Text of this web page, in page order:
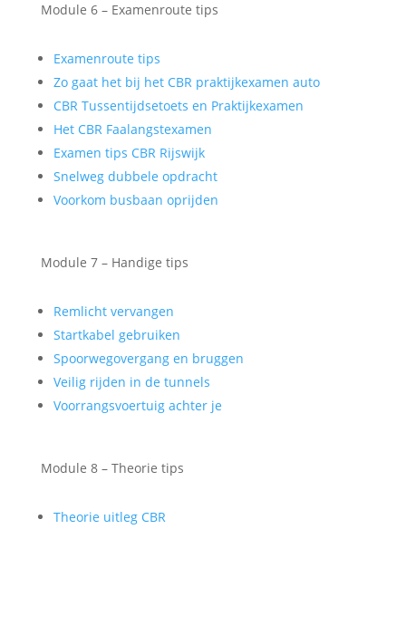
Module 6 – Examenroute tips
Examenroute tips
Zo gaat het bij het CBR praktijkexamen auto
CBR Tussentijdsetoets en Praktijkexamen
Het CBR Faalangstexamen
Examen tips CBR Rijswijk
Snelweg dubbele opdracht
Voorkom busbaan oprijden
Module 7 – Handige tips
Remlicht vervangen
Startkabel gebruiken
Spoorwegovergang en bruggen
Veilig rijden in de tunnels
Voorrangsvoertuig achter je
Module 8 – Theorie tips
Theorie uitleg CBR